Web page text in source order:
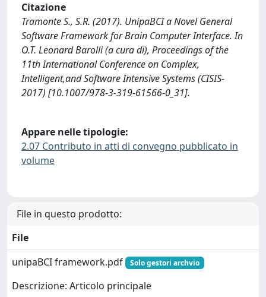
Citazione
Tramonte S., S.R. (2017). UnipaBCI a Novel General
Software Framework for Brain Computer Interface. In
O.T. Leonard Barolli (a cura di), Proceedings of the
11th International Conference on Complex,
Intelligent,and Software Intensive Systems (CISIS-
2017) [10.1007/978-3-319-61566-0_31].
Appare nelle tipologie:
2.07 Contributo in atti di convegno pubblicato in
volume
File in questo prodotto:
File
unipaBCI framework.pdf
Solo gestori archvio
Descrizione: Articolo principale